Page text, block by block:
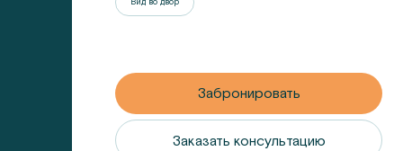
Забронировать
Заказать консультацию